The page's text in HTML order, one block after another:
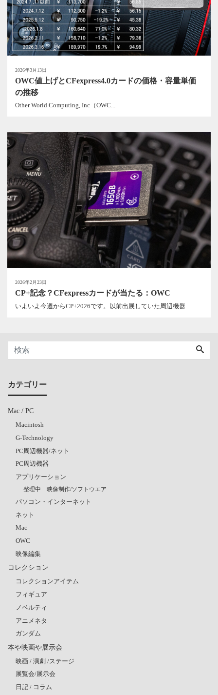
2026年3月13日
OWC値上げとCFexpress4.0カードの価格・容量単価
の推移
Other World Computing, Inc（OWC...
2026年2月23日
CP+記念？CFexpressカードが当たる：OWC
いよいよ今週からCP+2026です。以前出展していた周辺機器...
カテゴリー
Mac / PC
Macintosh
G-Technology
PC周辺機器/ネット
PC周辺機器
アプリケーション
整理中 映像制作/ソフトウエア
パソコン・インターネット
ネット
Mac
OWC
映像編集
コレクション
コレクションアイテム
フィギュア
ノベルティ
アニメネタ
ガンダム
本や映画や展示会
映画 / 演劇 /ステージ
展覧会/展示会
日記 / コラム